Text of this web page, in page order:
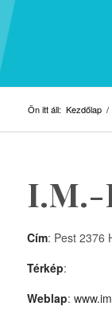
Ön itt áll: Kezdőlap /
I.M.-
Cím: Pest 2376
Térkép:
Weblap: